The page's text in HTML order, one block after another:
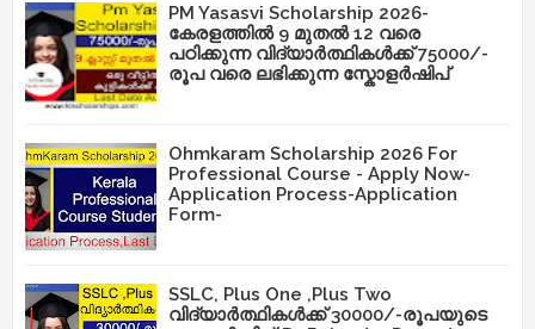
PM Yasasvi Scholarship 2026-
കേരളത്തിൽ 9 മുതൽ 12 വരെ
പഠിക്കുന്ന വിദ്യാർത്ഥികൾക്ക് 75000/-
രൂപ വരെ ലഭിക്കുന്ന സ്കോളർഷിപ്
Ohmkaram Scholarship 2026 For
Professional Course - Apply Now-
Application Process-Application
Form-
SSLC, Plus One ,Plus Two
വിദ്യാർത്ഥികൾക്ക് 30000/-രൂപയുടെ